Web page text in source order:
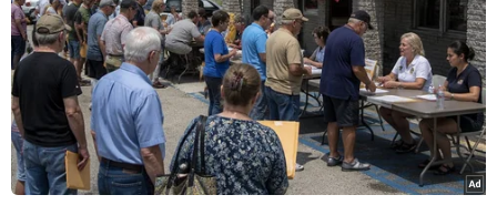
báo tích hợp ứng dụng chỉ đường Waze vào
Google Geo - danh mục các ứng dụng định vị của
Google - trong đó có Google Maps, Google Earth
và Street View.